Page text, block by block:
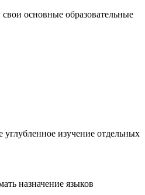
основные образовательные
изучение отдельных
назначение языков